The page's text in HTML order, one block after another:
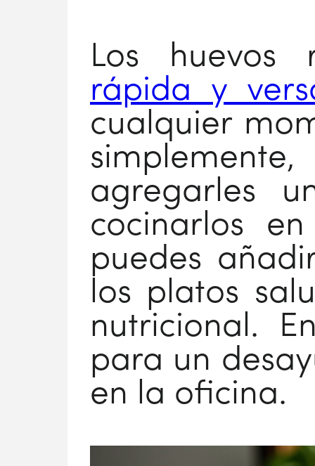
Los
rápida y
cualquier
agregarles
cocinarlos
puedes
los platos
nutricional.
para un
en la oficina.